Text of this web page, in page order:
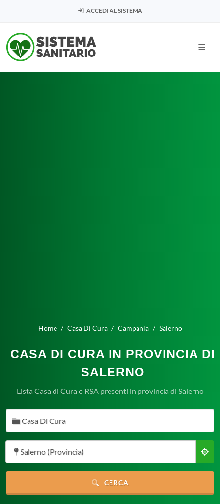
ACCEDI AL SISTEMA
Home Casa Di Cura Campania Salerno
CASA DI CURA IN PROVINCIA DI
SALERNO
Lista Casa di Cura o RSA presenti in provincia di Salerno
Casa Di Cura
Salerno (Provincia)
CERCA